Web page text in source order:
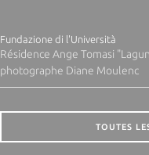
Fundazione di l'Università
Résidence Ange Tomasi
photographe Diane Moulenc
TOUTES